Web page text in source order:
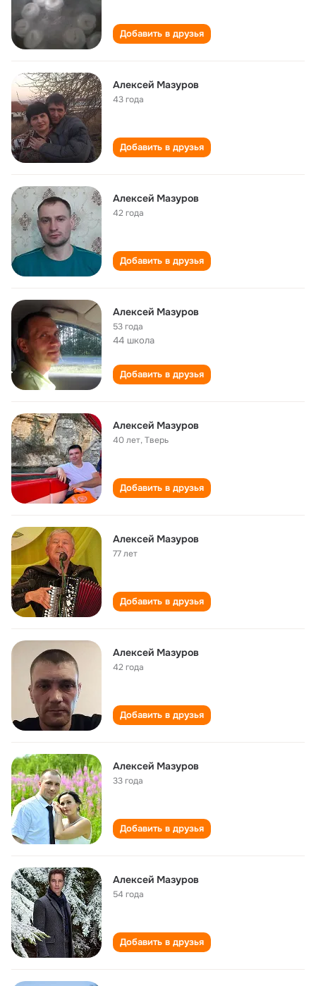
Добавить в друзья
Алексей Мазуров
43 года
Добавить в друзья
Алексей Мазуров
42 года
Добавить в друзья
Алексей Мазуров
53 года
44 школа
Добавить в друзья
Алексей Мазуров
40 лет,Тверь
Добавить в друзья
Алексей Мазуров
77 лет
Добавить в друзья
Алексей Мазуров
42 года
Добавить в друзья
Алексей Мазуров
33 года
Добавить в друзья
Алексей Мазуров
54 года
Добавить в друзья